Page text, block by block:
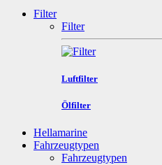
Filter
Filter
Luftfilter
Ölfilter
Hellamarine
Fahrzeugtypen
Fahrzeugtypen